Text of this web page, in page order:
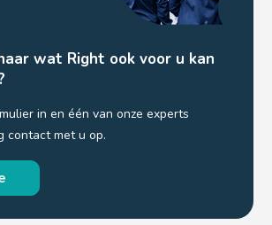
wat Right ook voor u kan
in en één van onze experts
contact met u op.